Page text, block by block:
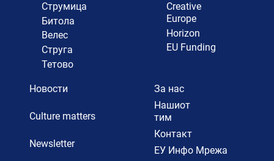
Струмица
Битола
Велес
Струга
Тетово
Creative
Europe
Horizon
EU Funding
Новости
Culture matters
Newsletter
За нас
Нашиот
тим
Контакт
ЕУ Инфо Мрежа